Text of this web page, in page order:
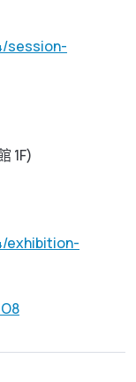
session-
1F)
exhibition-